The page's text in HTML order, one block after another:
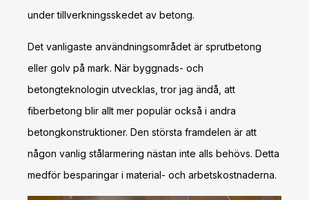
under tillverkningsskedet av betong.
Det vanligaste användningsområdet är sprutbetong
eller golv på mark. När byggnads- och
betongteknologin utvecklas, tror jag ändå, att
fiberbetong blir allt mer populär också i andra
betongkonstruktioner. Den största framdelen är att
någon vanlig stålarmering nästan inte alls behövs. Detta
medför besparingar i material- och arbetskostnaderna.